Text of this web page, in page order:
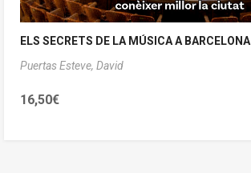
ELS SECRETS DE LA MÚSICA A BARCELONA
Puertas Esteve, David
16,50€